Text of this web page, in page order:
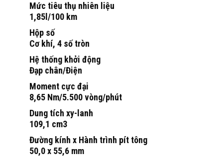
Mức tiêu thụ nhiên liệu
1,85l/100 km
Hộp số
Cơ khí, 4 số tròn
Hệ thống khởi động
Đạp chân/Điện
Moment cực đại
8,65 Nm/5.500 vòng/phút
Dung tích xy-lanh
109,1 cm3
Đường kính x Hành trình pít tông
50,0 x 55,6 mm